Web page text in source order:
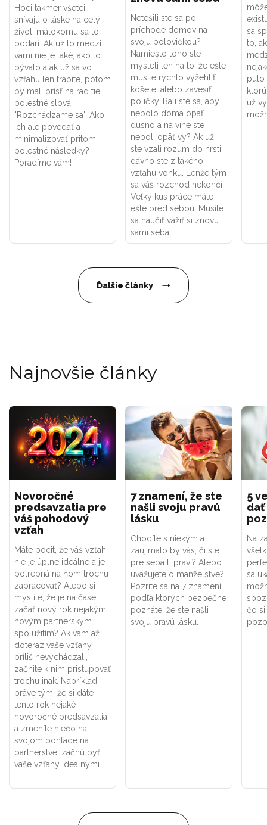
Hoci takmer všetci
snívajú o láske na celý
život, málokomu sa to
podarí. Ak už to medzi
vami nie je také, ako to
bývalo a ak už sa vo
vzťahu len trápite, potom
by mali prísť na rad tie
bolestné slová:
"Rozchádzame sa". Ako
ich ale povedať a
minimalizovať pritom
bolestné následky?
Poradíme vám!
Netešili ste sa po
príchode domov na
svoju polovičkou?
Namiesto toho ste
mysleli len na to, že ešte
musíte rýchlo vyžehliť
košele, alebo zavesiť
poličky. Báli ste sa, aby
nebolo doma opäť
dusno a na vine ste
neboli opäť vy? Ak už
ste vzali rozum do hrsti,
dávno ste z takého
vzťahu vonku. Lenže tým
sa váš rozchod nekončí.
Veľký kus práce máte
ešte pred sebou. Musíte
sa naučiť vážiť si znovu
sami seba!
sa
to,
puto
už
Ďalšie články
Najnovšie články
Novoročné
predsavzatia pre
váš pohodový
vzťah
Máte pocit, že váš vzťah
nie je úplne ideálne a je
potrebná na ňom trochu
zapracovať? Alebo si
myslíte, že je na čase
začať nový rok nejakým
novým partnerským
spolužitím? Ak vám až
doteraz vaše vzťahy
príliš nevychádzali,
začnite k nim pristupovať
trochu inak. Napríklad
práve tým, že si dáte
tento rok nejaké
novoročné predsavzatia
a zmeníte niečo na
svojom pohľade na
partnerstve, začnú byť
vaše vzťahy ideálnymi.
7 znamení, že ste
našli svoju pravú
lásku
Chodíte s niekým a
zaujímalo by vás, či ste
pre seba tí praví? Alebo
uvažujete o manželstve?
Pozrite sa na 7 znamení,
podľa ktorých bezpečne
poznáte, že ste našli
svoju pravú lásku.
5
dať
Na
sa
čo si